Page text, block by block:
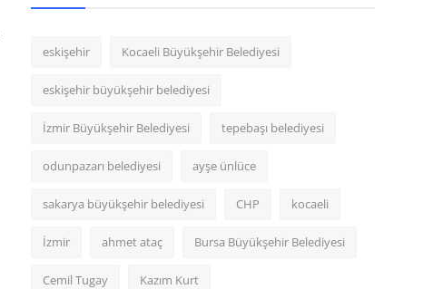
eskişehir Kocaeli Büyükşehir Belediyesi
eskişehir büyükşehir belediyesi
İzmir Büyükşehir Belediyesi tepebaşı belediyesi
odunpazarı belediyesi ayşe ünlüce
sakarya büyükşehir belediyesi CHP kocaeli
İzmir ahmet ataç Bursa Büyükşehir Belediyesi
Cemil Tugay Kazım Kurt